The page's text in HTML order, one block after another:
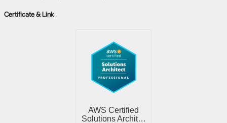
Certificate & Link